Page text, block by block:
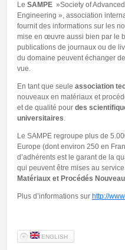
Le SAMPE »Society of
Engineering », association
fournit des informations sur les
mise en œuvre aussi bien par le
publications de journaux ou de
du domaine peuvent échanger
vue.
En tant que seule association
nouveaux en matériaux et
et de qualité pour des
universitaires.
Le SAMPE regroupe plus de
Europe (dont environ 250 en
d’adhérents est le garant de la
qui peuvent être mises au
Matériaux et Procédés
Plus d’informations sur http://
ENGLISH